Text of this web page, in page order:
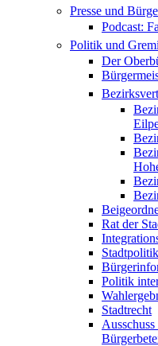
Presse und
Podcast:
Politik und
Der
Rat der
Stadtpolitik
Politik
Stadtrecht